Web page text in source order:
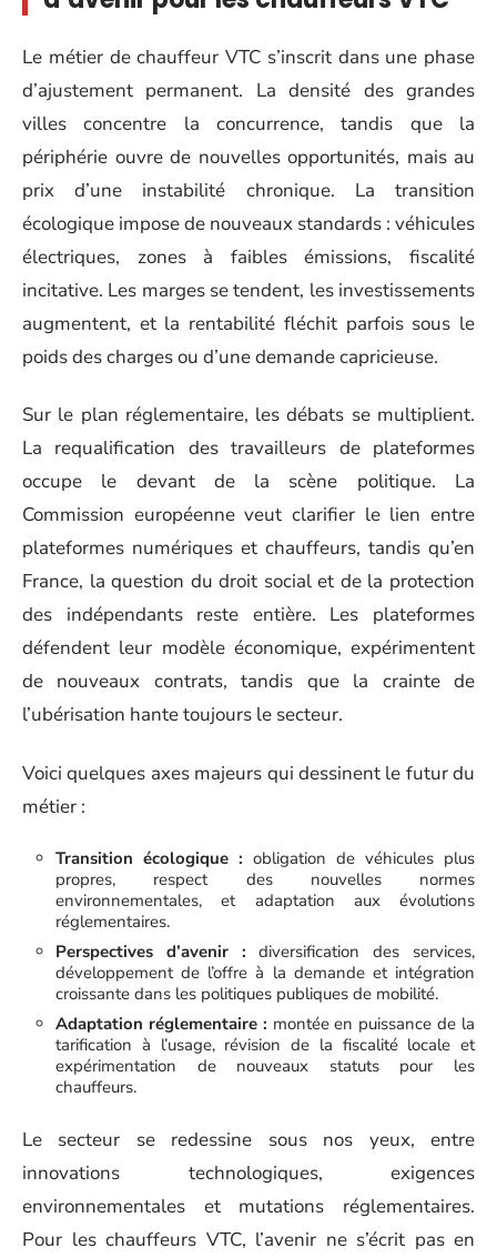
Le métier de chauffeur VTC s’inscrit dans une phase
d’ajustement permanent. La densité des grandes
villes concentre la concurrence, tandis que la
périphérie ouvre de nouvelles opportunités, mais au
prix d’une instabilité chronique. La transition
écologique impose de nouveaux standards : véhicules
électriques, zones à faibles émissions, fiscalité
incitative. Les marges se tendent, les investissements
augmentent, et la rentabilité fléchit parfois sous le
poids des charges ou d’une demande capricieuse.
Sur le plan réglementaire, les débats se multiplient.
La requalification des travailleurs de plateformes
occupe le devant de la scène politique. La
Commission européenne veut clarifier le lien entre
plateformes numériques et chauffeurs, tandis qu’en
France, la question du droit social et de la protection
des indépendants reste entière. Les plateformes
défendent leur modèle économique, expérimentent
de nouveaux contrats, tandis que la crainte de
l’ubérisation hante toujours le secteur.
Voici quelques axes majeurs qui dessinent le futur du
métier :
Transition écologique : obligation de véhicules plus
propres, respect des nouvelles normes
environnementales, et adaptation aux évolutions
réglementaires.
Perspectives d’avenir : diversification des services,
développement de l’offre à la demande et intégration
croissante dans les politiques publiques de mobilité.
Adaptation réglementaire : montée en puissance de la
tarification à l’usage, révision de la fiscalité locale et
expérimentation de nouveaux statuts pour les
chauffeurs.
Le secteur se redessine sous nos yeux, entre
innovations technologiques, exigences
environnementales et mutations réglementaires.
Pour les chauffeurs VTC, l’avenir ne s’écrit pas en